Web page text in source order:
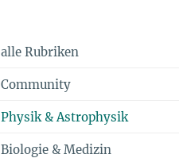
alle Rubriken
Community
Physik & Astrophysik
Biologie & Medizin